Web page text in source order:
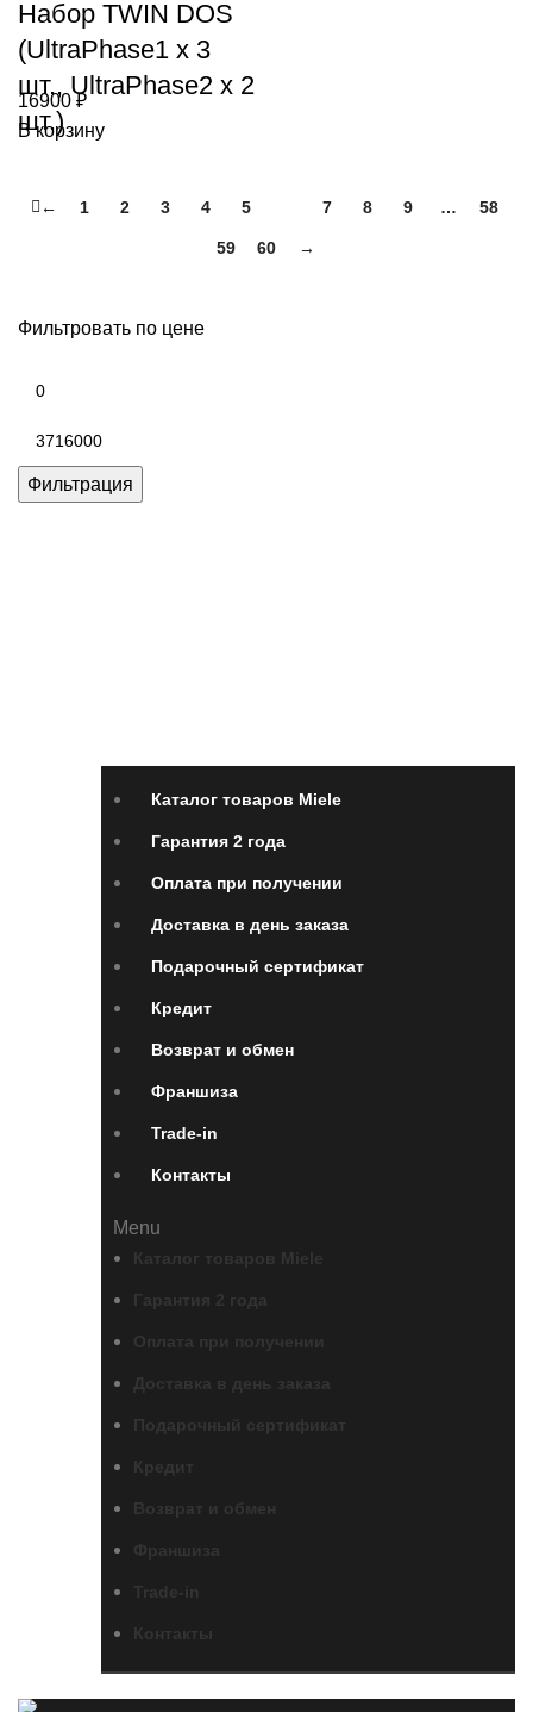
Фильтровать по цене
Фильтрация
Набор TWIN DOS
(UltraPhase1 x 3
шт., UltraPhase2 x 2
шт.)
16900₽
В корзину
← 1 2 3 4 5 7 8 9 … 58
59 60 →
Каталог товаров Miele
Гарантия 2 года
Оплата при получении
Доставка в день заказа
Подарочный сертификат
Кредит
Возврат и обмен
Франшиза
Trade-in
Контакты
Menu
Каталог товаров Miele
Гарантия 2 года
Оплата при получении
Доставка в день заказа
Подарочный сертификат
Кредит
Возврат и обмен
Контакты